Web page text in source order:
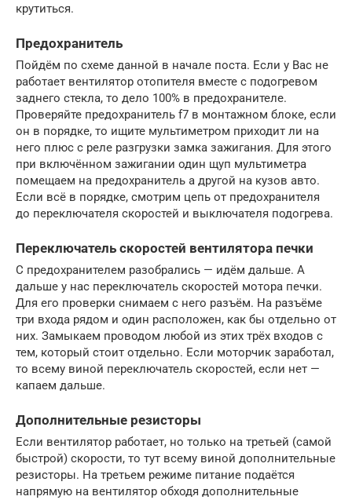
крутиться.
Предохранитель
Пойдём по схеме данной в начале поста. Если у Вас не
работает вентилятор отопителя вместе с подогревом
заднего стекла, то дело 100% в предохранителе.
Проверяйте предохранитель f7 в монтажном блоке, если
он в порядке, то ищите мультиметром приходит ли на
него плюс с реле разгрузки замка зажигания. Для этого
при включённом зажигании один щуп мультиметра
помещаем на предохранитель а другой на кузов авто.
Если всё в порядке, смотрим цепь от предохранителя
до переключателя скоростей и выключателя подогрева.
Переключатель скоростей вентилятора печки
С предохранителем разобрались — идём дальше. А
дальше у нас переключатель скоростей мотора печки.
Для его проверки снимаем с него разъём. На разъёме
три входа рядом и один расположен, как бы отдельно от
них. Замыкаем проводом любой из этих трёх входов с
тем, который стоит отдельно. Если моторчик заработал,
то всему виной переключатель скоростей, если нет —
капаем дальше.
Дополнительные резисторы
Если вентилятор работает, но только на третьей (самой
быстрой) скорости, то тут всему виной дополнительные
резисторы. На третьем режиме питание подаётся
напрямую на вентилятор обходя дополнительные